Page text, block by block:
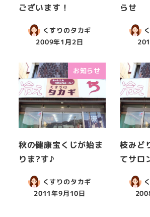
ございます！
くすりのタカギ
2009年1月2日
らせ
お知らせ
秋の健康宝くじが始ま
りま?す♪
くすりのタカギ
2011年9月10日
枝みど
てサロ